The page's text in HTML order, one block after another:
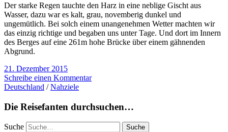
Der starke Regen tauchte den Harz in eine neblige Gischt aus
Wasser, dazu war es kalt, grau, novemberig dunkel und
ungemütlich. Bei solch einem unangenehmen Wetter machten wir
das einzig richtige und begaben uns unter Tage. Und dort im Innern
des Berges auf eine 261m hohe Brücke über einem gähnenden
Abgrund.
21. Dezember 2015
Schreibe einen Kommentar
Deutschland /Nahziele
Die Reisefanten durchsuchen…
Suche